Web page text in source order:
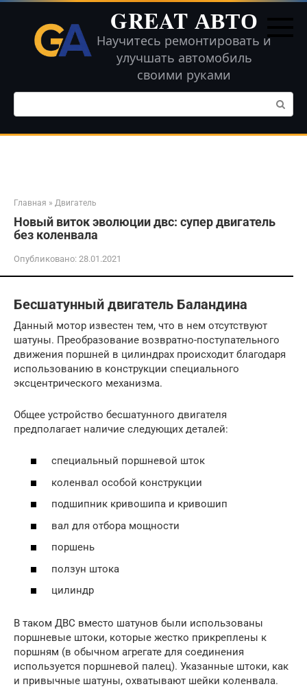
Перейти
контенту
GREAT АВТО
Научитесь ремонтировать и
улучшать автомобиль
своими руками
Поиск:
Главная » Двигатель
Новый виток эволюции двс: супер двигатель
без коленвала
Опубликовано: 28.01.2021
Бесшатунный двигатель Баландина
Данный мотор известен тем, что в нем отсутствуют
шатуны. Преобразование возвратно-поступательного
движения поршней в цилиндрах происходит благодаря
использованию в конструкции специального
эксцентрического механизма.
Общее устройство бесшатунного двигателя
предполагает наличие следующих деталей:
специальный поршневой шток
коленвал особой конструкции
подшипник кривошипа и кривошип
вал для отбора мощности
поршень
ползун штока
цилиндр
В таком ДВС вместо шатунов были использованы
поршневые штоки, которые жестко прикреплены к
поршням (в обычном агрегате для соединения
используется поршневой палец). Указанные штоки, как
и привычные шатуны, охватывают шейки коленвала.